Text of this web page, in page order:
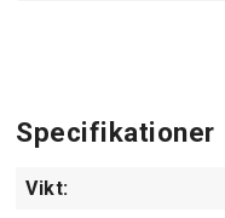
Specifikationer
Vikt: